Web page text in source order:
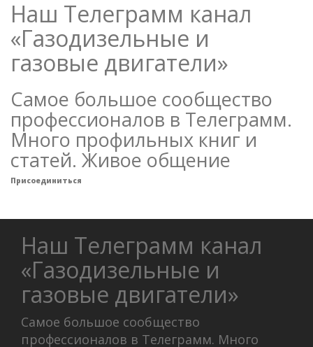
Наш Телеграмм канал
«Газодизельные и
газовые двигатели»
Самое большое сообщество
профессионалов в Телеграмм.
Много профильных книг и
статей. Живое общение
Присоединиться
Наш Телеграмм канал
«Газодизельные и
газовые двигатели»
Самое большое сообщество
профессионалов в Телеграмм. Много